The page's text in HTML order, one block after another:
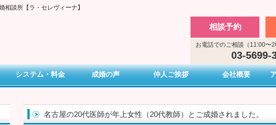
相談所【ラ・セレヴィーナ】
相談予約
お電話でのご相談（11:00〜
03-5699-
システム・料金 成婚の声 仲人ご挨拶 会社概要
名古屋の20代医師が年上女性（20代教師）とご成婚されました。